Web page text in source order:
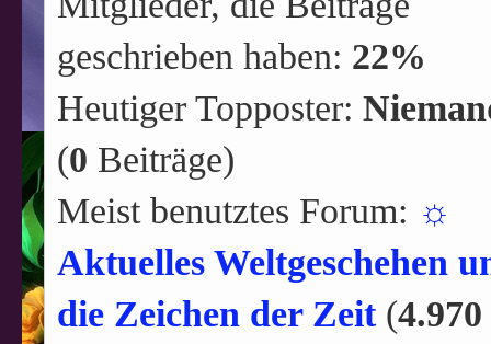
geschrieben haben: 22%
Heutiger Topposter:
(0 Beiträge)
Meist benutztes Forum: ☼
Aktuelles Weltgeschehen
die Zeichen der Zeit (4.970